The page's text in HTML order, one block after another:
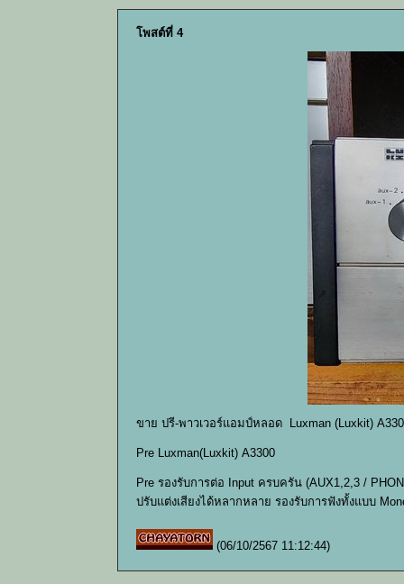
โพสต์ที่ 4
ขาย ปรี-พาวเวอร์แอมป์หลอด Luxman (Luxkit)
Pre Luxman(Luxkit) A3300
Pre รองรับการต่อ Input ครบครัน (AUX1,2,3 /
ปรับแต่งเสียงได้หลากหลาย รองรับการฟังทั้งแบบ
(06/10/2567 11:12:44)